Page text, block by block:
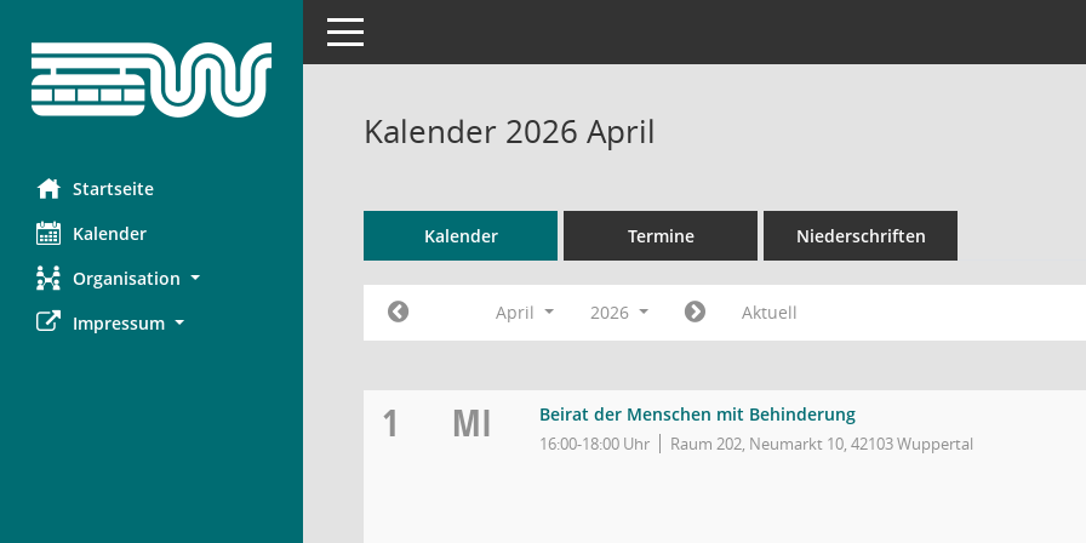
Startseite
Kalender
Organisation
Impressum
Toggle navigation
Kalender 2026 April
Kalender Termine Niederschriften
April 2026 Aktuell
1 MI Beirat der Menschen mit Behinderung
16:00-18:00 Uhr Raum 202, Neumarkt 10, 42103 Wuppertal